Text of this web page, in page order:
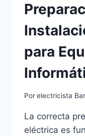
para
Porelectricista
La correcta
eléctrica es